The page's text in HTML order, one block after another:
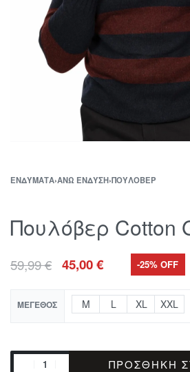
ΕΝΔΎΜΑΤΑ›ΆΝΩ ΈΝΔΥΣΗ›ΠΟΥΛΌΒΕΡ
Πουλόβερ Cotton
59,99€ 45,00€ -25% OFF
ΜΈΓΕΘΟΣ M L XL XXL
ΠΡΟΣΘΉΚΗ